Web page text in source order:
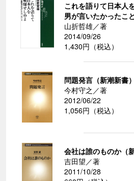
これを語りて日本人
男が言いたかったこ
山折哲雄／著
2014/09/26
1,430円（税込）
問題発言（新潮新書）
今村守之／著
2012/06/22
1,056円（税込）
会社は誰のものか（
吉田望／著
2011/10/28